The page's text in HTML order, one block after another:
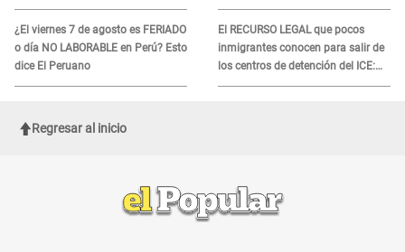
¿El viernes 7 de agosto es FERIADO
o día NO LABORABLE en Perú? Esto
dice El Peruano
logró atrapar al sospechoso?
El RECURSO LEGAL que pocos
inmigrantes conocen para salir de
los centros de detención del ICE:
Trump quiere ELIMINARLO
Regresar al inicio